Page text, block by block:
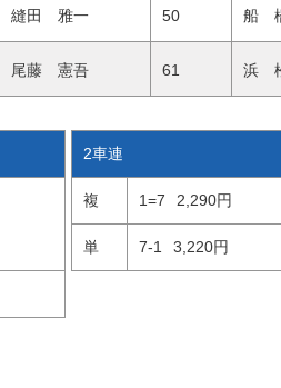
縫田 雅一 50 船
尾藤 憲吾 61 浜
2車連
複 1=7 2,290円
単 7-1 3,220円